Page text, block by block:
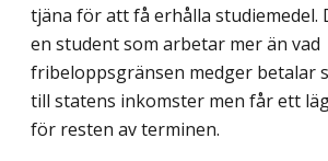
tjäna för att få erhålla studiemedel.
en student som arbetar mer än vad
fribeloppsgränsen medger betalar
till statens inkomster men får ett
för resten av terminen.